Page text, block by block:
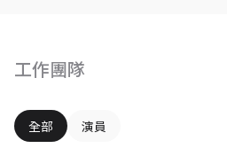
工作團隊
全部 演員